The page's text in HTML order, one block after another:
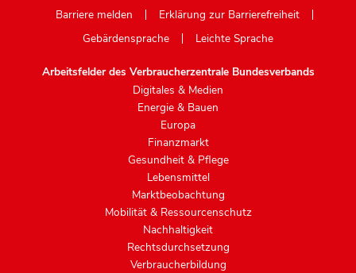
Barriere melden
Erklärung zur Barrierefreiheit
Gebärdensprache
Leichte Sprache
Arbeitsfelder des Verbraucherzentrale Bundesverbands
Digitales & Medien
Energie & Bauen
Europa
Finanzmarkt
Gesundheit & Pflege
Lebensmittel
Marktbeobachtung
Mobilität & Ressourcenschutz
Nachhaltigkeit
Rechtsdurchsetzung
Verbraucherbildung